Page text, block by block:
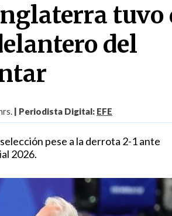
tuvo
del
| Periodista Digital: EFE
pese a la derrota 2-1 ante
2026.